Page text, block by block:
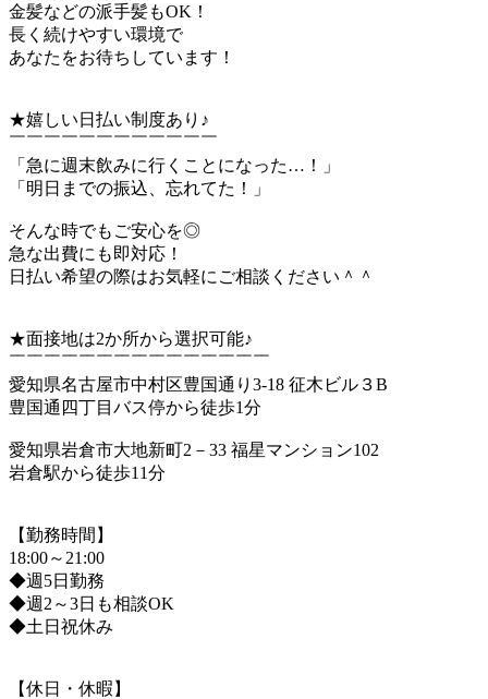
金髪などの派手髪もOK！
長く続けやすい環境で
あなたをお待ちしています！
★嬉しい日払い制度あり♪
￣￣￣￣￣￣￣￣￣￣￣￣
「急に週末飲みに行くことになった…！」
「明日までの振込、忘れてた！」
そんな時でもご安心を◎
急な出費にも即対応！
日払い希望の際はお気軽にご相談ください＾＾
★面接地は2か所から選択可能♪
￣￣￣￣￣￣￣￣￣￣￣￣￣￣￣
愛知県名古屋市中村区豊国通り3-18 征木ビル３B
豊国通四丁目バス停から徒歩1分
愛知県岩倉市大地新町2－33 福星マンション102
岩倉駅から徒歩11分
【勤務時間】
18:00～21:00
◆週5日勤務
◆週2～3日も相談OK
◆土日祝休み
【休日・休暇】